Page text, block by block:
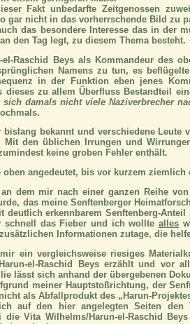
Fakt unbedarfte Zeitgenossen
gar nicht in das vorherrschende Bild zu
das besondere Interesse das in der
den Tag legt, zu diesem Thema besteht.
el-Raschid Beys als Kommandeur des
Namens zu tun, es
in der Funktion eben jenes
dieses zu allem Überfluss Bestandteil
sich damals nicht viele Naziverbrecher
bislang bekannt und verschiedene
Mit den üblichen Irrungen und
keine groben Fehler enthält.
oben angedeutet, bis vor kurzem ziemlich
dem mir nach einer ganzen Reihe
das meine Senftenberger
deutlich erkennbarem Senftenberg-
schnell das Fieber und ich wollte alles
Informationen zutage, die
ein vergleichsweise riesiges
el-Raschid Beys erzählt und vor
lässt sich anhand der übergebenen
meiner Hauptstoßrichtung, der
als Abfallprodukt des „Harun-
auf den hier angelegten Seiten den
die Vita Wilhelms/Harun-el-Raschid